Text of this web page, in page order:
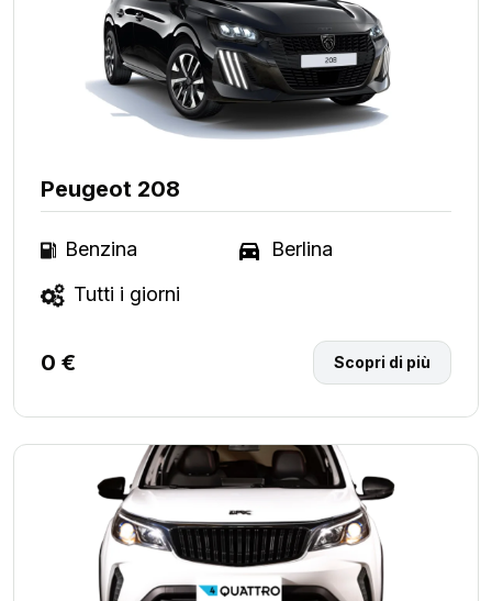
Peugeot 208
Benzina
Berlina
Tutti i giorni
0 € Scopri di più